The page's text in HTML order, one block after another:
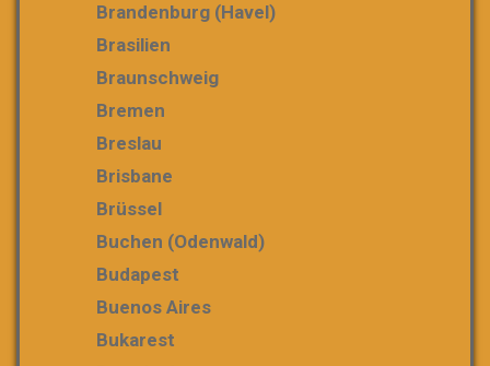
Brandenburg (Havel)
Brasilien
Braunschweig
Bremen
Breslau
Brisbane
Brüssel
Buchen (Odenwald)
Budapest
Buenos Aires
Bukarest